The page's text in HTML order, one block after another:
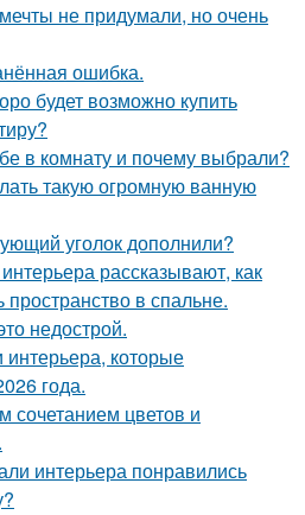
не придумали, но очень
ошибка.
будет возможно купить
в комнату и почему выбрали?
такую огромную ванную
уголок дополнили?
рассказывают, как
в спальне.
недострой.
которые
года.
сочетанием цветов и
интерьера понравились